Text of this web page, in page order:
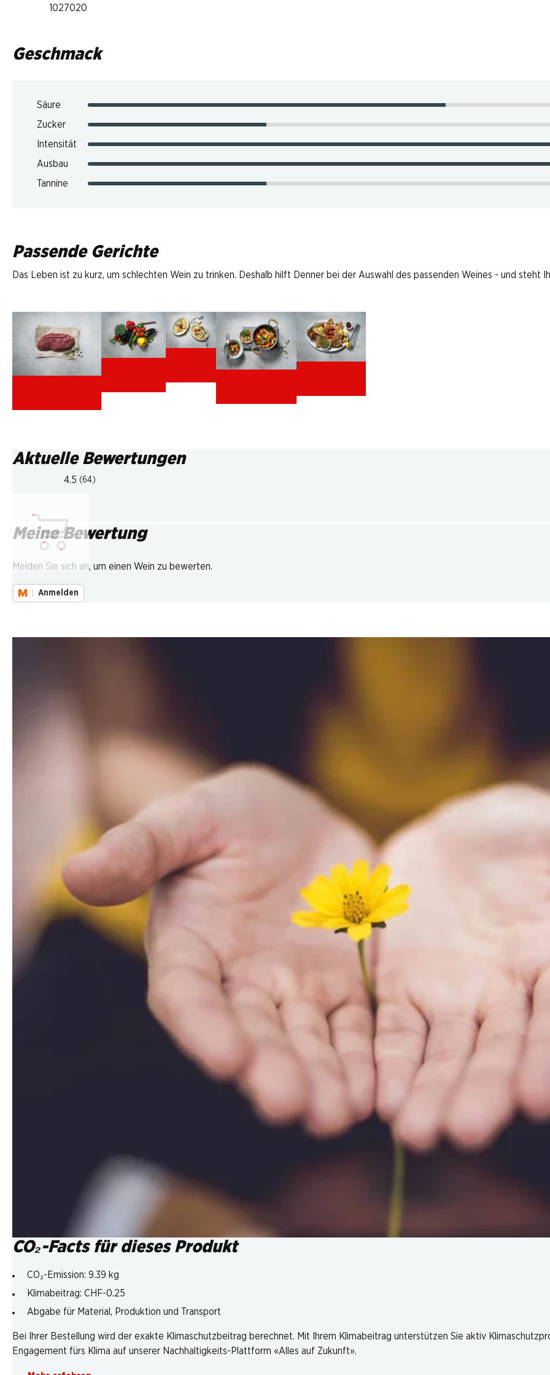
1027020
Geschmack
Säure
Zucker
Intensität
Ausbau
Tannine
Passende Gerichte
Das Leben ist zu kurz, um schlechten Wein zu trinken. Deshalb hilft Denner bei der Auswahl des passenden Weines - und steht
Aktuelle Bewertungen
4.5 (64)
Meine Bewertung
Melden Sie sich an, um einen Wein zu bewerten.
Anmelden
CO₂-Facts für dieses Produkt
CO₂-Emission: 9.39 kg
Klimabeitrag: CHF-0.25
Abgabe für Material, Produktion und Transport
Bei Ihrer Bestellung wird der exakte Klimaschutzbeitrag berechnet. Mit Ihrem Klimabeitrag unterstützen Sie aktiv
Engagement fürs Klima auf unserer Nachhaltigkeits-Plattform «Alles auf Zukunft».